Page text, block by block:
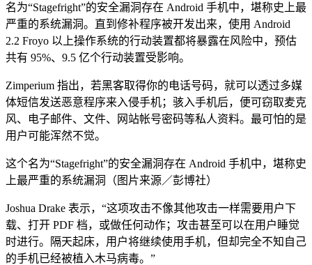
名为“Stagefright”的安全漏洞存在 Android 手机中，堪称史上最
严重的系统漏洞。直到修补程序被开发出来，使用 Android
2.2 Froyo 以上操作系统的行动装置都将暴露在风险中，预估
共有 95%、9.5 亿个行动装置受影响。
Zimperium 指出，若黑客取得你的电话号码，就可以透过多媒
体短信发送恶意程序来入侵手机；骇入手机后，便可窃取麦克
风、电子邮件、文件、网站帐号密码等私人资料。最可怕的是
用户可能浑然不觉。
这个名为“Stagefright”的安全漏洞存在 Android 手机中，堪称史
上最严重的系统漏洞（图片来源／彭博社）
Joshua Drake 表示，“这项攻击不像其他攻击一样需要用户下
载、打开 PDF 档，或做任何动作；攻击甚至可以在用户睡觉
时进行。隔天起床，用户将继续使用手机，但却完全不知自己
的手机已经被植入木马病毒。”